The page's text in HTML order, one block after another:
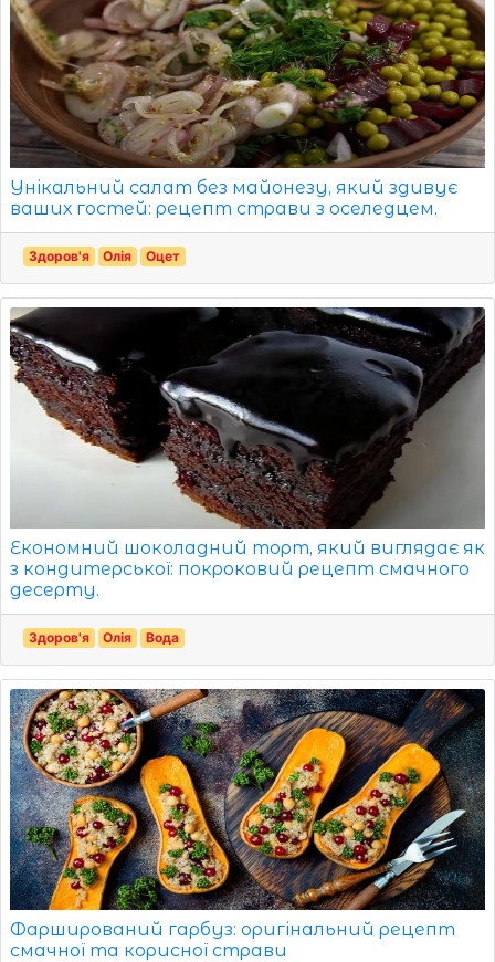
Унікальний салат без майонезу, який здивує
ваших гостей: рецепт страви з оселедцем.
Здоров'я Олія Оцет
Економний шоколадний торт, який виглядає як
з кондитерської: покроковий рецепт смачного
десерту.
Здоров'я Олія Вода
Фарширований гарбуз: оригінальний рецепт
смачної та корисної страви